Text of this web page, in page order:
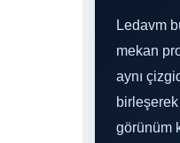
Ledavm
mekan
aynı
görünüm